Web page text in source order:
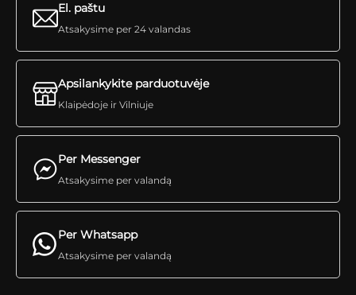
Per Messenger
Atsakysime per valandą
El. paštu
Atsakysime per 24 valandas
Apsilankykite parduotuvėje
Klaipėdoje ir Vilniuje
Per Whatsapp
Atsakysime per valandą